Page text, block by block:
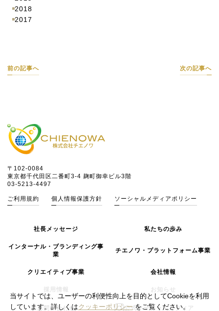
2018
2017
前の記事へ 次の記事へ
〒102-0084
東京都千代田区二番町3-4 麹町御幸ビル3階
03-5213-4497
ご利用規約 個人情報保護方針 ソーシャルメディアポリシー
社長メッセージ 私たちの歩み
インターナル・ブランディング事
業
チエノワ・プラットフォーム事業
クリエイティブ事業 会社情報
採用情報 お知らせ
お問い合わせ 公式ソーシャルメディア
当サイトでは、ユーザーの利便性向上を目的としてCookieを利用
しています。詳しくはクッキーポリシーをご覧ください。